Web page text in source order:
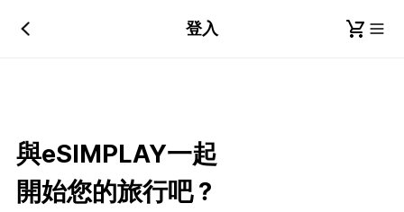
登入
與eSIMPLAY一起
開始您的旅行吧？